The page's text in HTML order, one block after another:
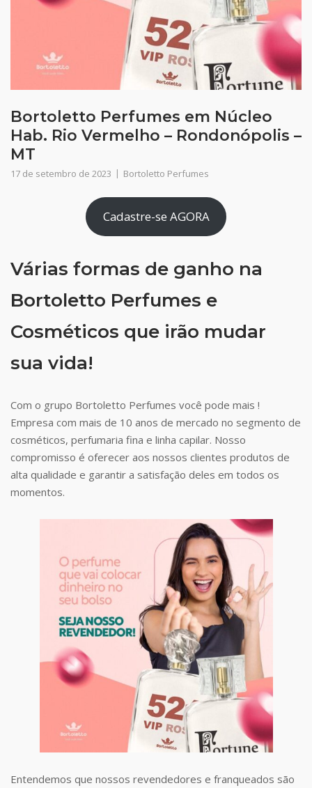
Bortoletto Perfumes em Núcleo
Hab. Rio Vermelho – Rondonópolis –
MT
17 de setembro de 2023 Bortoletto Perfumes
Cadastre-se AGORA
Várias formas de ganho na
Bortoletto Perfumes e
Cosméticos que irão mudar
sua vida!
Com o grupo Bortoletto Perfumes você pode mais !
Empresa com mais de 10 anos de mercado no segmento de
cosméticos, perfumaria fina e linha capilar. Nosso
compromisso é oferecer aos nossos clientes produtos de
alta qualidade e garantir a satisfação deles em todos os
momentos.
Entendemos que nossos revendedores e franqueados são